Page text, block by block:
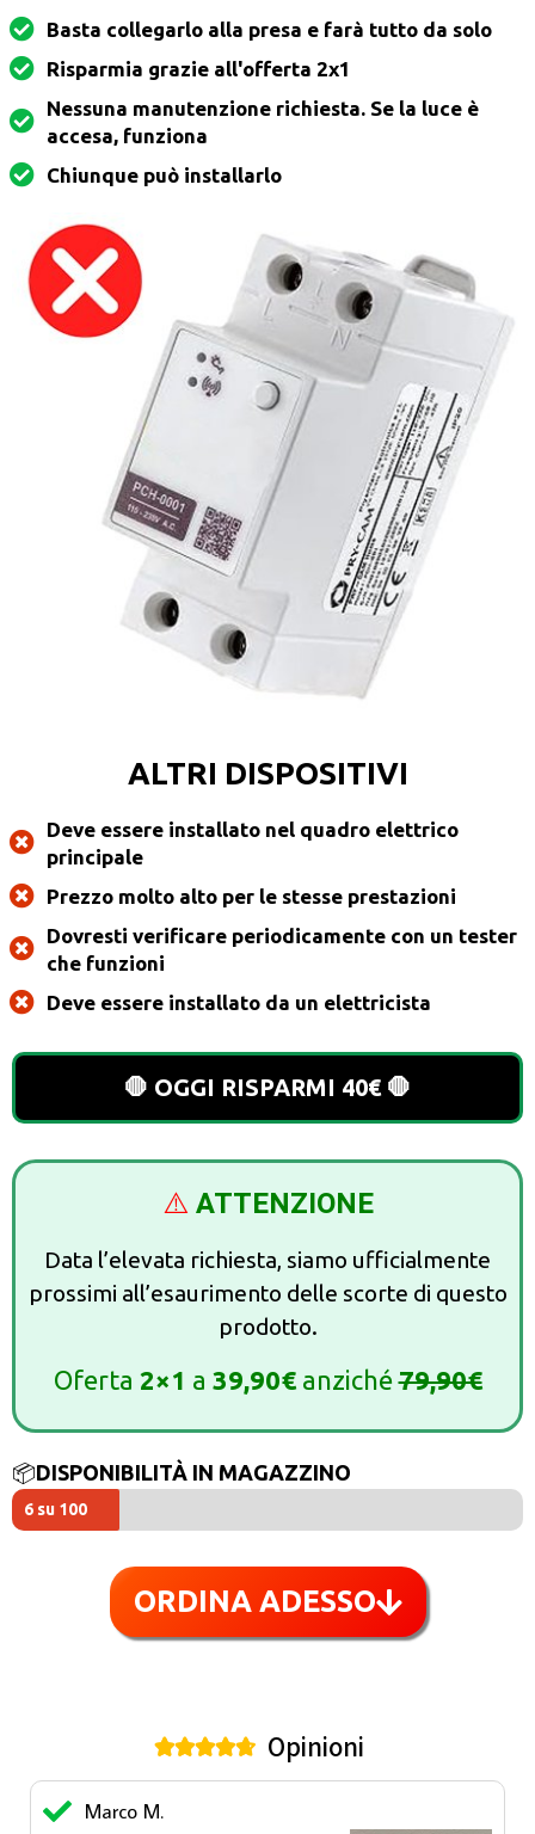
Basta collegarlo alla presa e farà tutto da solo
Risparmia grazie all'offerta 2x1
Nessuna manutenzione richiesta. Se la luce è
accesa, funziona
Chiunque può installarlo
ALTRI DISPOSITIVI
Deve essere installato nel quadro elettrico
principale
Prezzo molto alto per le stesse prestazioni
Dovresti verificare periodicamente con un tester
che funzioni
Deve essere installato da un elettricista
🛑 OGGI RISPARMI 40€ 🛑
⚠️ ATTENZIONE
Data l’elevata richiesta, siamo ufficialmente
prossimi all’esaurimento delle scorte di questo
prodotto.
Oferta 2×1 a 39,90€ anziché79,90€
📦DISPONIBILITÀ IN MAGAZZINO
6 su 100
ORDINA ADESSO
 Opinioni
Marco M.